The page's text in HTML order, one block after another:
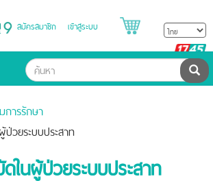
สมัครสมาชิก เข้าสู่ระบบ
ค้น
การรักษา
วยระบบประสาท
ในผู้ป่วยระบบประสาท